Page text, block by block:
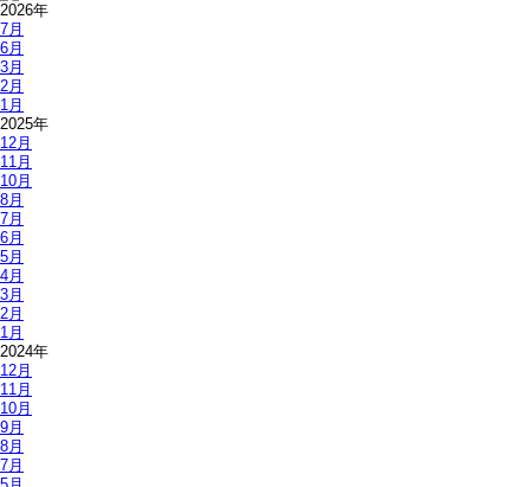
2026年
7月
6月
3月
2月
1月
2025年
12月
11月
10月
8月
7月
6月
5月
4月
3月
2月
1月
2024年
12月
11月
10月
9月
8月
7月